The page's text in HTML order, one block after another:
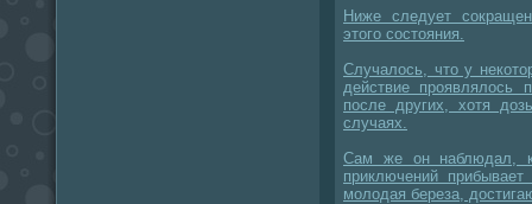
Ниже следует
этого состояния.
Случалось, что у
действие проявлялось
после других, хотя
случаях.
Сам же он наблюдал,
приключений
молодая береза,